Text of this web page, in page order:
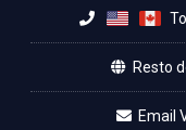
Resto
Email